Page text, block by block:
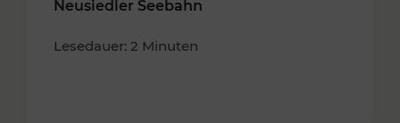
Neusiedler Seebahn
Lesedauer: 2 Minuten